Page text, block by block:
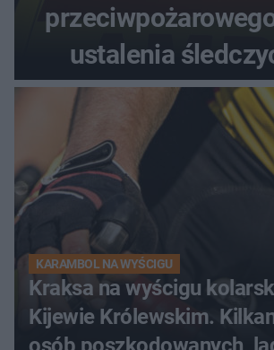
ustalenia
dramatycznej
KARAMBOL NA WYŚCIGU
Kraksa na wyścigu
Kijewie Królewskim.